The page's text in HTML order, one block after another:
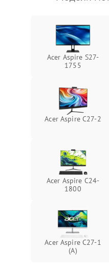
Неисправность микрофона
Повреждение внутренних
Механические
Неисправность кнопок
Неисправность тачпада
(если есть)
Неисправность
микрофона
Неисправность BIOS
Acer Aspire S27-
1755
Acer Aspire C27-2
Acer Aspire C24-
1800
Acer Aspire C27-1
(A)